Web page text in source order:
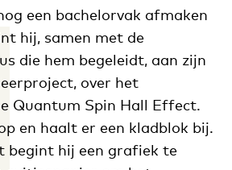
een bachelorvak afmaken
hij, samen met de
die hem begeleidt, aan zijn
over het
Quantum Spin Hall Effect.
en haalt er een kladblok bij.
begint hij een grafiek te